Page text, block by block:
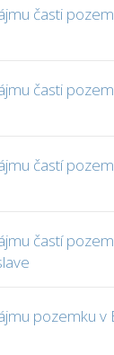
časti
časti
častí
častí
pozemku v